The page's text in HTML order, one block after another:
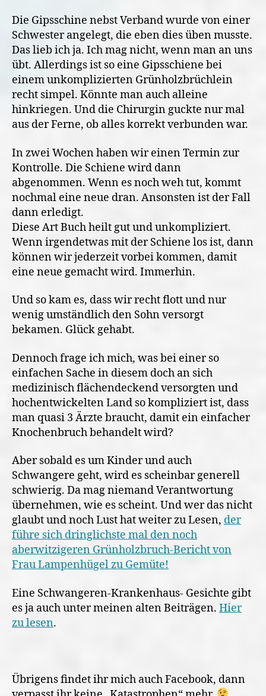
Die Gipsschine nebst Verband wurde von einer
Schwester angelegt, die eben dies üben musste.
Das lieb ich ja. Ich mag nicht, wenn man an uns
übt. Allerdings ist so eine Gipsschiene bei
einem unkomplizierten Grünholzbrüchlein
recht simpel. Könnte man auch alleine
hinkriegen. Und die Chirurgin guckte nur mal
aus der Ferne, ob alles korrekt verbunden war.
In zwei Wochen haben wir einen Termin zur
Kontrolle. Die Schiene wird dann
abgenommen. Wenn es noch weh tut, kommt
nochmal eine neue dran. Ansonsten ist der Fall
dann erledigt.
Diese Art Buch heilt gut und unkompliziert.
Wenn irgendetwas mit der Schiene los ist, dann
können wir jederzeit vorbei kommen, damit
eine neue gemacht wird. Immerhin.
Und so kam es, dass wir recht flott und nur
wenig umständlich den Sohn versorgt
bekamen. Glück gehabt.
Dennoch frage ich mich, was bei einer so
einfachen Sache in diesem doch an sich
medizinisch flächendeckend versorgten und
hochentwickelten Land so kompliziert ist, dass
man quasi 3 Ärzte braucht, damit ein einfacher
Knochenbruch behandelt wird?
Aber sobald es um Kinder und auch
Schwangere geht, wird es scheinbar generell
schwierig. Da mag niemand Verantwortung
übernehmen, wie es scheint. Und wer das nicht
glaubt und noch Lust hat weiter zu Lesen, der
führe sich dringlichste mal den noch
aberwitzigeren Grünholzbruch-Bericht von
Frau Lampenhügel zu Gemüte!
Eine Schwangeren-Krankenhaus- Gesichte gibt
es ja auch unter meinen alten Beiträgen. Hier
zu lesen.
Übrigens findet ihr mich auch Facebook, dann